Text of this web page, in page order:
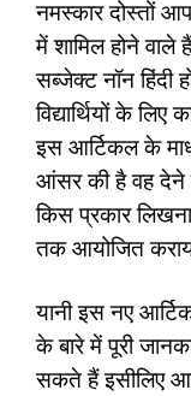
नमस्कार दोस्तों
में शामिल होने वाले
सब्जेक्ट नॉन हिंदी
विद्यार्थियों के लिए
इस आर्टिकल के
आंसर की है वह देने
किस प्रकार
तक आयोजित
यानी इस नए
के बारे में पूरी
सकते हैं इसीलिए आप